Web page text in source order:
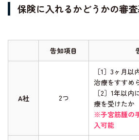
保険に入れるかどうかの審
告知項目
A社 2つ
［1］3ヶ月
治療をすすめ
［2］1年以
療を受けたか
※子宮筋腫の
入可能